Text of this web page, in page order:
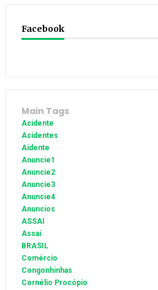
Facebook
Main Tags
Acidente
Acidentes
Aidente
Anuncie1
Anuncie2
Anuncie3
Anuncie4
Anuncios
ASSAI
Assaí
BRASIL
Comércio
Congonhinhas
Cornélio Procópio